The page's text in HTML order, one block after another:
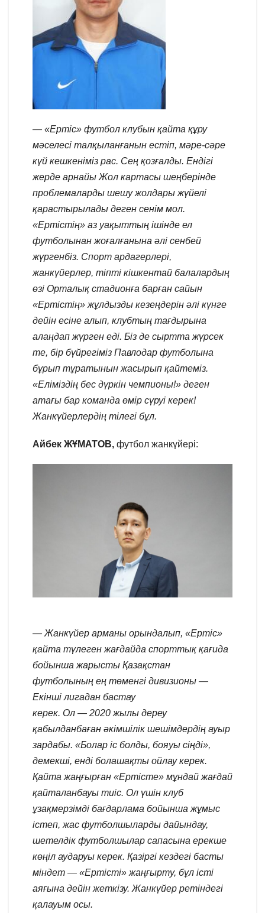
— «Ертіс» футбол клубын қайта құру
мәселесі талқыланғанын естіп, мәре-сәре
күй кешкеніміз рас. Сең қозғалды. Ендігі
жерде арнайы Жол картасы шеңберінде
проблемаларды шешу жолдары жүйелі
қарастырылады деген сенім мол.
«Ертістің» аз уақыттың ішінде ел
футболынан жоғалғанына әлі сенбей
жүргенбіз. Спорт ардагерлері,
жанкүйерлер, тіпті кішкентай балалардың
өзі Орталық стадионға барған сайын
«Ертістің» жұлдызды кезеңдерін әлі күнге
дейін есіне алып, клубтың тағдырына
алаңдап жүрген еді. Біз де сыртта жүрсек
те, бір бүйрегіміз Павлодар футболына
бұрып тұратынын жасырып қайтеміз.
«Еліміздің бес дүркін чемпионы!» деген
атағы бар команда өмір сүруі керек!
Жанкүйерлердің тілегі бұл.
Айбек ЖҰМАТОВ, футбол жанкүйері:
— Жанкүйер арманы орындалып, «Ертіс»
қайта түлеген жағдайда спорттық қағида
бойынша жарысты Қазақстан
футболының ең төменгі дивизионы —
Екінші лигадан бастау
керек. Ол — 2020 жылы дереу
қабылданбаған әкімшілік шешімдердің ауыр
зардабы. «Болар іс болды, бояуы сіңді»,
демекші, енді болашақты ойлау керек.
Қайта жаңғырған «Ертісте» мұндай жағдай
қайталанбауы тиіс. Ол үшін клуб
ұзақмерзімді бағдарлама бойынша жұмыс
істеп, жас футболшыларды дайындау,
шетелдік футболшылар сапасына ерекше
көңіл аударуы керек. Қазіргі кездегі басты
міндет — «Ертісті» жаңғырту, бұл істі
аяғына дейін жеткізу. Жанкүйер ретіндегі
қалауым осы.